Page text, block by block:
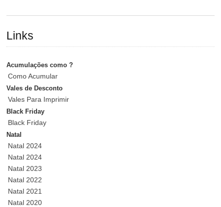
Links
Acumulações como ?
Como Acumular
Vales de Desconto
Vales Para Imprimir
Black Friday
Black Friday
Natal
Natal 2024
Natal 2024
Natal 2023
Natal 2022
Natal 2021
Natal 2020